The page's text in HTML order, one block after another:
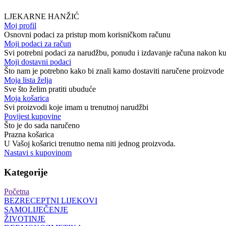
LJEKARNE HANŽIĆ
Moj profil
Osnovni podaci za pristup mom korisničkom računu
Moji podaci za račun
Svi potrebni podaci za narudžbu, ponudu i izdavanje računa nakon
Moji dostavni podaci
Što nam je potrebno kako bi znali kamo dostaviti naručene proizvode
Moja lista želja
Sve što želim pratiti ubuduće
Moja košarica
Svi proizvodi koje imam u trenutnoj narudžbi
Povijest kupovine
Što je do sada naručeno
Prazna košarica
U Vašoj košarici trenutno nema niti jednog proizvoda.
Nastavi s kupovinom
Kategorije
Početna
BEZRECEPTNI LIJEKOVI
SAMOLIJEČENJE
ŽIVOTINJE